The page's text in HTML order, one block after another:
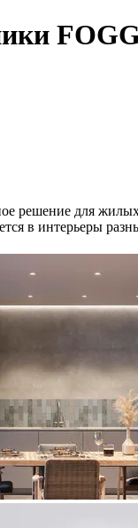
решение для
в интерьеры